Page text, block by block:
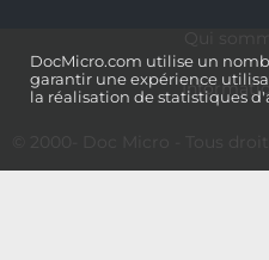
DocMicro.com utilise un
garantir une expérience
la réalisation de statistiques
- Tous